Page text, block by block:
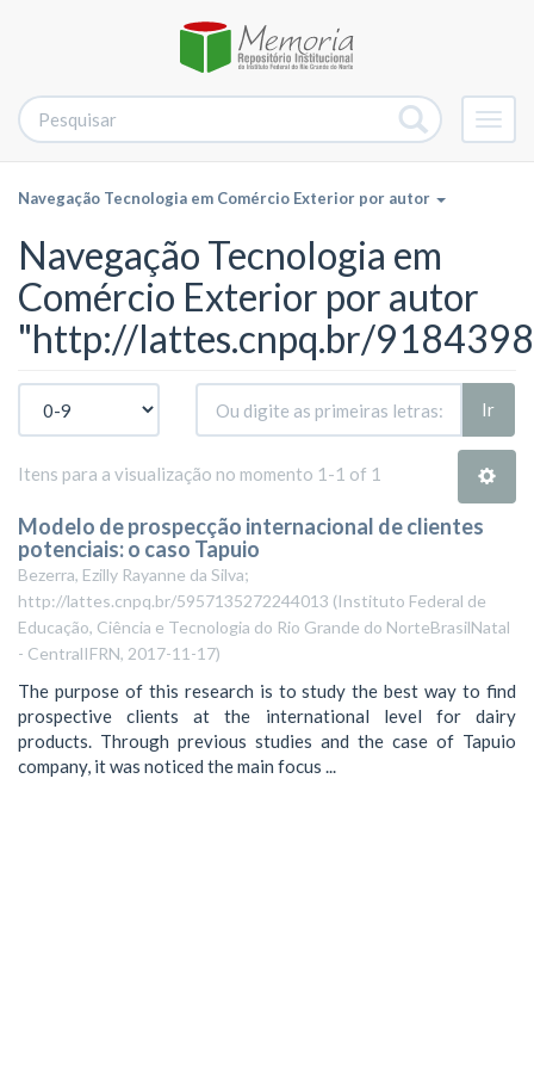
Navegação Tecnologia em Comércio Exterior por autor
Navegação Tecnologia em
Comércio Exterior por autor
"http://lattes.cnpq.br/
Ir
Itens para a visualização no momento 1-1 of 1
Modelo de prospecção internacional de clientes
potenciais: o caso Tapuio
Bezerra, Ezilly Rayanne da Silva;
http://lattes.cnpq.br/5957135272244013 (Instituto Federal de
Educação, Ciência e Tecnologia do Rio Grande do NorteBrasilNatal
- CentralIFRN, 2017-11-17)
The purpose of this research is to study the best way to find
prospective clients at the international level for dairy
products. Through previous studies and the case of Tapuio
company, it was noticed the main focus ...